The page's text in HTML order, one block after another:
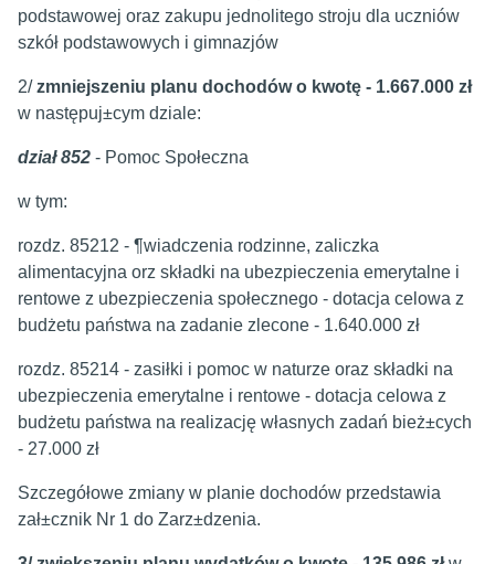
podstawowej oraz zakupu jednolitego stroju dla uczniów
szkół podstawowych i gimnazjów
2/zmniejszeniu planu dochodów o kwotę - 1.667.000 zł
w następuj±cym dziale:
dział 852 - Pomoc Społeczna
w tym:
rozdz. 85212 - ¶wiadczenia rodzinne, zaliczka
alimentacyjna orz składki na ubezpieczenia emerytalne i
rentowe z ubezpieczenia społecznego - dotacja celowa z
budżetu państwa na zadanie zlecone - 1.640.000 zł
rozdz. 85214 - zasiłki i pomoc w naturze oraz składki na
ubezpieczenia emerytalne i rentowe - dotacja celowa z
budżetu państwa na realizację własnych zadań bież±cych
- 27.000 zł
Szczegółowe zmiany w planie dochodów przedstawia
zał±cznik Nr 1 do Zarz±dzenia.